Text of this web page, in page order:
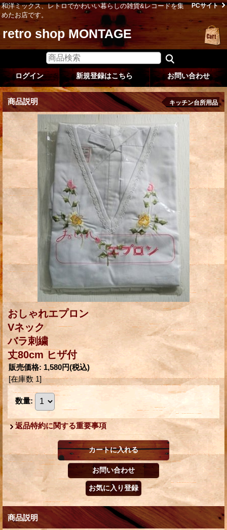
和洋ミックス、レトロでかわいい暮らしの雑貨&レコードを集
めたお店です。
PCサイト
retro shop MONTAGE
ログイン 新規登録はこちら お問い合わせ
商品説明 キッチン台所用品
おしゃれエプロン
Vネック
バラ刺繍
丈80cm ヒザ付
販売価格: 1,580円(税込)
[在庫数 1]
数量:
返品特約に関する重要事項
商品説明